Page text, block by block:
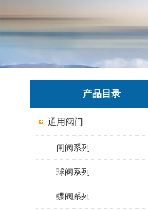
产品目录
通用阀门
闸阀系列
球阀系列
蝶阀系列